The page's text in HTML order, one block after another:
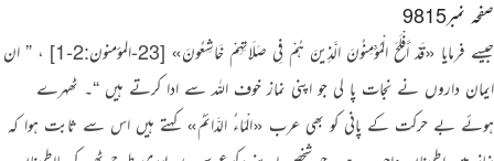
صفحہ نمبر9815
جیسے فرمایا «‏قَدْ أَفْلَحَ الْمُؤْمِنُونَ الَّذِينَ هُمْ فِي صَلَاتِهِمْ خَاشِعُونَ» [23-المؤمنون:2-1] ‏، ” ان
ایمان داروں نے نجات پا لی جو اپنی نماز خوف اللہ سے ادا کرتے ہیں “۔ ٹھہرے
ہوئے بے حرکت کے پانی کو بھی عرب «الْمَاءُ الدَّائِمُ» کہتے ہیں اس سے ثابت ہوا کہ